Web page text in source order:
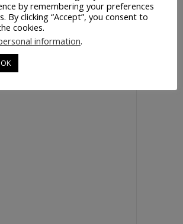
by remembering your preferences
By clicking “Accept”, you consent to
cookies.
information.
OK